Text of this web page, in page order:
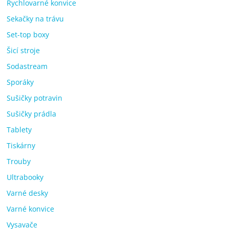
Rychlovarné konvice
Sekačky na trávu
Set-top boxy
Šicí stroje
Sodastream
Sporáky
Sušičky potravin
Sušičky prádla
Tablety
Tiskárny
Trouby
Ultrabooky
Varné desky
Varné konvice
Vysavače